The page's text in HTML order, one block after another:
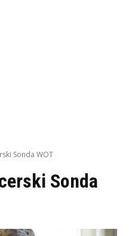
Sonda WOT
Sonda